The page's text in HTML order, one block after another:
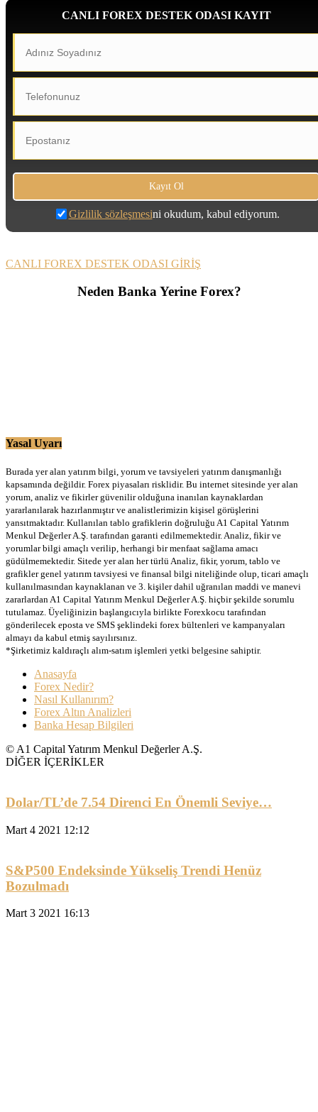
CANLI FOREX DESTEK ODASI KAYIT
Gizlilik sözleşmesini okudum, kabul ediyorum.
CANLI FOREX DESTEK ODASI GİRİŞ
Neden Banka Yerine Forex?
Yasal Uyarı
Burada yer alan yatırım bilgi, yorum ve tavsiyeleri yatırım danışmanlığı
kapsamında değildir. Forex piyasaları risklidir. Bu internet sitesinde yer alan
yorum, analiz ve fikirler güvenilir olduğuna inanılan kaynaklardan
yararlanılarak hazırlanmıştır ve analistlerimizin kişisel görüşlerini
yansıtmaktadır. Kullanılan tablo grafiklerin doğruluğu A1 Capital Yatırım
Menkul Değerler A.Ş. tarafından garanti edilmemektedir. Analiz, fikir ve
yorumlar bilgi amaçlı verilip, herhangi bir menfaat sağlama amacı
güdülmemektedir. Sitede yer alan her türlü Analiz, fikir, yorum, tablo ve
grafikler genel yatırım tavsiyesi ve finansal bilgi niteliğinde olup, ticari amaçlı
kullanılmasından kaynaklanan ve 3. kişiler dahil uğranılan maddi ve manevi
zararlardan A1 Capital Yatırım Menkul Değerler A.Ş. hiçbir şekilde sorumlu
tutulamaz. Üyeliğinizin başlangıcıyla birlikte Forexkocu tarafından
gönderilecek eposta ve SMS şeklindeki forex bültenleri ve kampanyaları
almayı da kabul etmiş sayılırsınız.
*Şirketimiz kaldıraçlı alım-satım işlemleri yetki belgesine sahiptir.
Anasayfa
Forex Nedir?
Nasıl Kullanırım?
Forex Altın Analizleri
Banka Hesap Bilgileri
© A1 Capital Yatırım Menkul Değerler A.Ş.
DİĞER İÇERİKLER
Dolar/TL’de 7.54 Direnci En Önemli Seviye…
Mart 4 2021 12:12
S&P500 Endeksinde Yükseliş Trendi Henüz
Bozulmadı
Mart 3 2021 16:13